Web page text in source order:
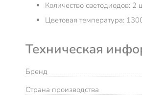
Количество светодиодов: 2
Цветовая температура:
Техническая
Бренд
Страна производства